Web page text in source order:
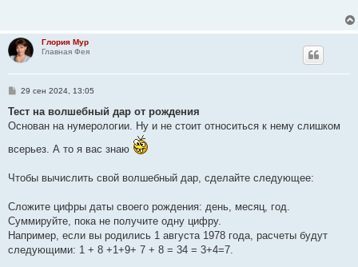
и
е
Глория Мур
Главная Фея
С
о
щ
н
29 сен 2024, 13:05
Тест на волшебный дар от рождения
Основан на нумерологии. Ну и не стоит относиться к нему слишком
всерьез. А то я вас знаю
Чтобы вычислить свой волшебный дар, сделайте следующее:
Сложите цифры даты своего рождения: день, месяц, год.
Суммируйте, пока не получите одну цифру.
Например, если вы родились 1 августа 1978 года, расчеты будут
следующими: 1 + 8 +1+9+ 7 + 8 = 34 = 3+4=7.